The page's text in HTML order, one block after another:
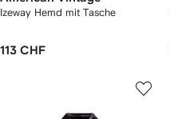
Izeway Hemd mit Tasche
113 CHF